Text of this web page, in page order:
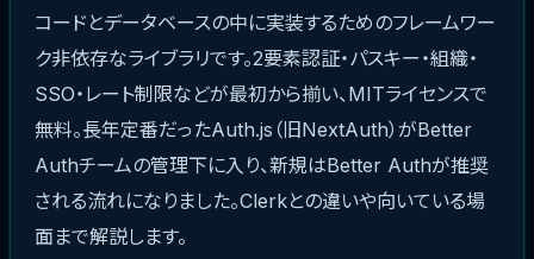
コードとデータベースの中に実装するためのフレームワー
ク非依存なライブラリです。2要素認証・パスキー・組織・
SSO・レート制限などが最初から揃い、MITライセンスで
無料。長年定番だったAuth.js（旧NextAuth）がBetter
Authチームの管理下に入り、新規はBetter Authが推奨
される流れになりました。Clerkとの違いや向いている場
面まで解説します。